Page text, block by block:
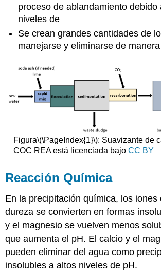
proceso de ablandamiento debido
niveles de
Se crean grandes cantidades de
manejarse y eliminarse de
Figura\(\PageIndex{1}\): Suavizante de
COC REA está licenciada bajo CC BY
Reacción Química
En la precipitación química, los iones
dureza se convierten en formas
y el magnesio se vuelven menos
que aumenta el pH. El calcio y el
pueden eliminar del agua como
insolubles a altos niveles de pH.